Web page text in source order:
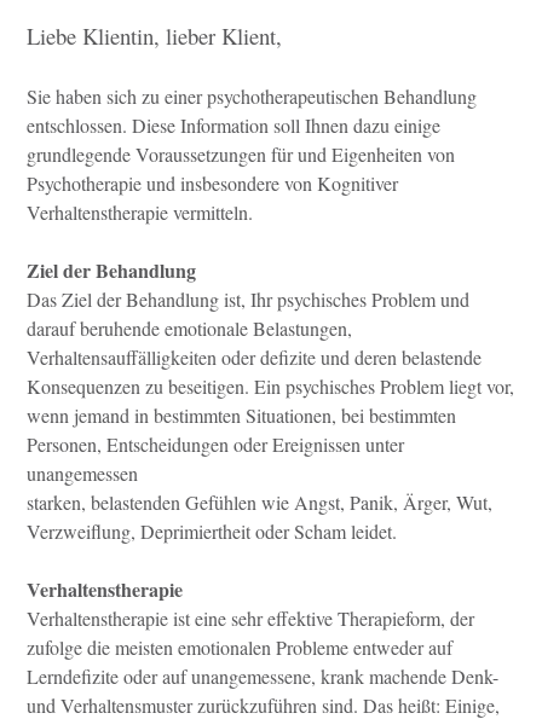
Liebe Klientin, lieber Klient,
Sie haben sich zu einer psychotherapeutischen Behandlung
entschlossen. Diese Information soll Ihnen dazu einige
grundlegende Voraussetzungen für und Eigenheiten von
Psychotherapie und insbesondere von Kognitiver
Verhaltenstherapie vermitteln.
Ziel der Behandlung
Das Ziel der Behandlung ist, Ihr psychisches Problem und
darauf beruhende emotionale Belastungen,
Verhaltensauffälligkeiten oder defizite und deren belastende
Konsequenzen zu beseitigen. Ein psychisches Problem liegt vor,
wenn jemand in bestimmten Situationen, bei bestimmten
Personen, Entscheidungen oder Ereignissen unter
unangemessen
starken, belastenden Gefühlen wie Angst, Panik, Ärger, Wut,
Verzweiflung, Deprimiertheit oder Scham leidet.
Verhaltenstherapie
Verhaltenstherapie ist eine sehr effektive Therapieform, der
zufolge die meisten emotionalen Probleme entweder auf
Lerndefizite oder auf unangemessene, krank machende Denk-
und Verhaltensmuster zurückzuführen sind. Das heißt: Einige,